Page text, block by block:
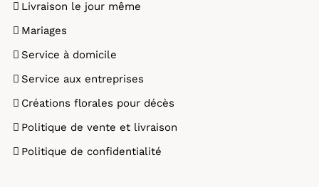
Livraison le jour même
Mariages
Service à domicile
Service aux entreprises
Créations florales pour décès
Politique de vente et livraison
Politique de confidentialité